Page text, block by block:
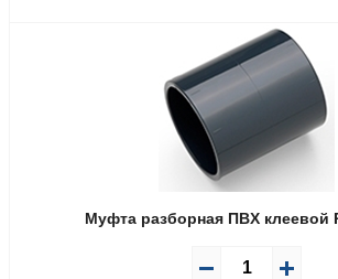
Муфта разборная ПВX клеевой